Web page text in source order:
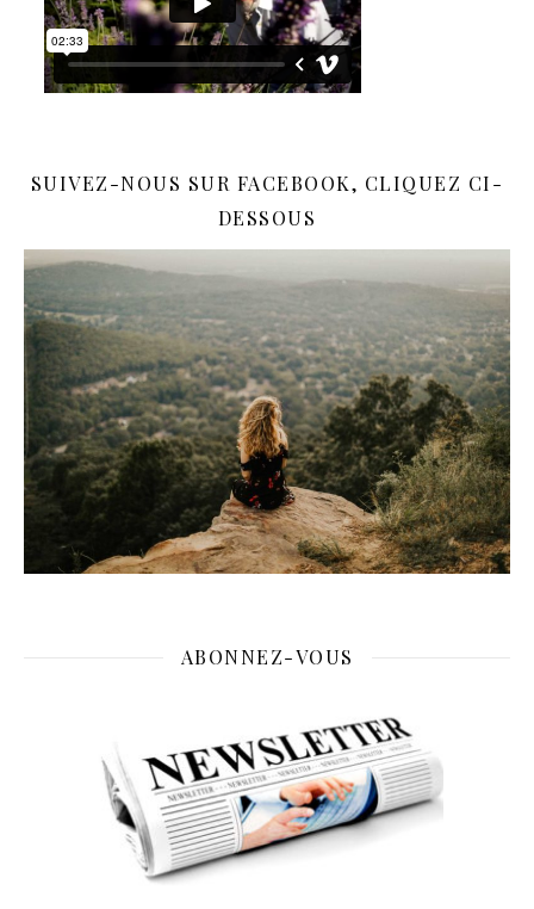
SUIVEZ-NOUS SUR FACEBOOK, CLIQUEZ CI-
DESSOUS
ABONNEZ-VOUS